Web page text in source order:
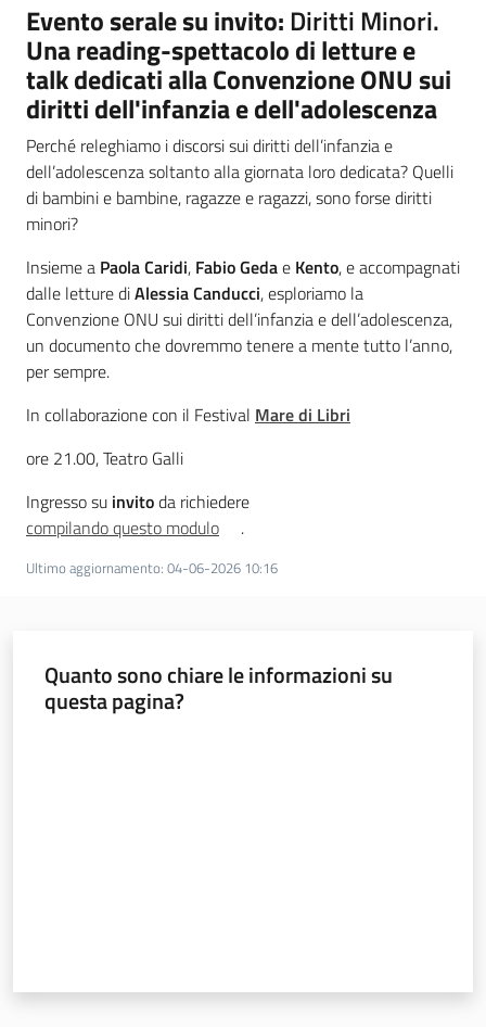
Evento serale su invito:Diritti Minori.
Una reading-spettacolo di letture e
talk dedicati alla Convenzione ONU sui
diritti dell'infanzia e dell'adolescenza
Perché releghiamo i discorsi sui diritti dell’infanzia e
dell’adolescenza soltanto alla giornata loro dedicata? Quelli
di bambini e bambine, ragazze e ragazzi, sono forse diritti
minori?
Insieme a Paola Caridi, Fabio Gedae Kento, e accompagnati
dalle letture diAlessia Canducci, esploriamo la
Convenzione ONU sui diritti dell’infanzia e dell’adolescenza,
un documento che dovremmo tenere a mente tutto l’anno,
per sempre.
In collaborazione con il Festival Mare di Libri
ore 21.00, Teatro Galli
Ingresso su invitoda richiedere
compilando questo modulo
.
Ultimo aggiornamento: 04-06-2026 10:16
Quanto sono chiare le informazioni su
questa pagina?